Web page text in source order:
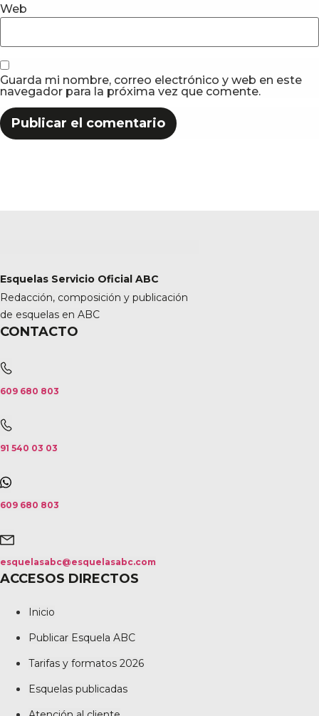
Web
Guarda mi nombre, correo electrónico y web en este
navegador para la próxima vez que comente.
Esquelas Servicio Oficial ABC
Redacción, composición y publicación
de esquelas en ABC
CONTACTO
609 680 803
91 540 03 03
609 680 803
esquelasabc@esquelasabc.com
ACCESOS DIRECTOS
Inicio
Publicar Esquela ABC
Tarifas y formatos 2026
Esquelas publicadas